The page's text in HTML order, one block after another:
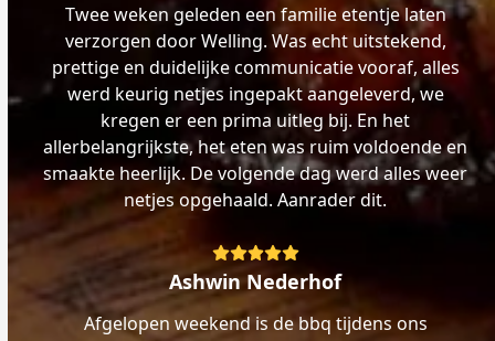
Twee weken geleden een familie etentje laten
verzorgen door Welling. Was echt uitstekend,
prettige en duidelijke communicatie vooraf, alles
werd keurig netjes ingepakt aangeleverd, we
kregen er een prima uitleg bij. En het
allerbelangrijkste, het eten was ruim voldoende en
smaakte heerlijk. De volgende dag werd alles weer
netjes opgehaald. Aanrader dit.
Rating:
5
Ashwin Nederhof
Afgelopen weekend is de bbq tijdens ons